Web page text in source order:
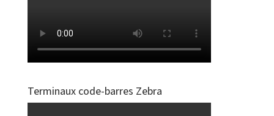
Terminaux code-barres Zebra